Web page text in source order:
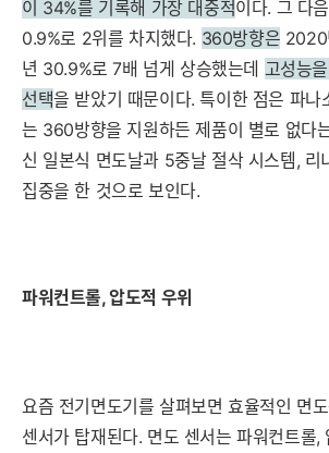
이 34%를 기록해 가장 대중적이다. 그 다
0.9%로 2위를 차지했다. 360방향은 2020
년 30.9%로 7배 넘게 상승했는데 고성능
선택을 받았기 때문이다. 특이한 점은 파나
는 360방향을 지원하든 제품이 별로 없다
신 일본식 면도날과 5중날 절삭 시스템, 리
집중을 한 것으로 보인다.
파워컨트롤, 압도적 우위
요즘 전기면도기를 살펴보면 효율적인 면
센서가 탑재된다. 면도 센서는 파워컨트롤,